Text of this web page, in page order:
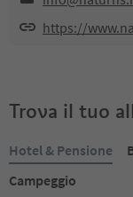
https://
Trova il tuo
Hotel & Pensione
Campeggio